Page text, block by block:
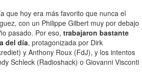
que hoy era más favorito que nunca el
con un Philippe Gilbert muy por debajo
pasado. Por eso, trabajaron bastante
del día, protagonizada por Dirk
y Anthony Roux (FdJ), y los intentos
Schleck (Radioshack) o Giovanni Visconti